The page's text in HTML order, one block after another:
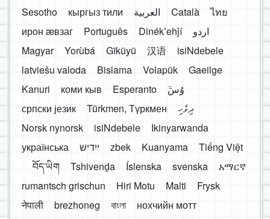
Sesotho
кыргыз тили العربية Català
ไทย
ирон æвзаг
Português Dinékʼehǰí
اردو
Magyar
Yorùbá Gĩkũyũ 汉语
isiNdebele
latviešu valoda
Bislama Volapük
Gaeilge
Kanuri
коми кыв Esperanto
َوُسَ
српски језик
Türkmen, Түркмен
ދިވެހި
Norsk nynorsk
isiNdebele
Ikinyarwanda
українська
ייִדיש zbek Kuanyama
Tiếng Việt
བོད་ཡིག
Tshivenḓa Íslenska svenska
አማርኛ
rumantsch grischun
Hiri Motu Malti
Frysk
नेपाली
brezhoneg বাংলা
нохчийн мотт